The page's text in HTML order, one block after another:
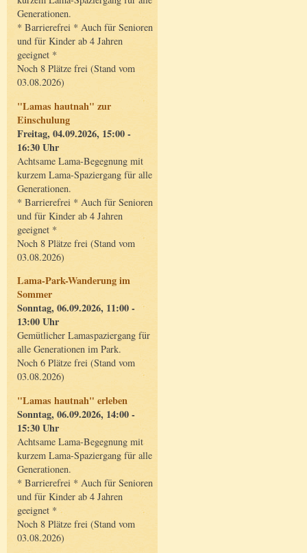
Generationen.
* Barrierefrei * Auch für Senioren
und für Kinder ab 4 Jahren
geeignet *
Noch 8 Plätze frei (Stand vom
03.08.2026)
"Lamas hautnah" zur
Einschulung
Freitag, 04.09.2026, 15:00 -
16:30 Uhr
Achtsame Lama-Begegnung mit
kurzem Lama-Spaziergang für alle
Generationen.
* Barrierefrei * Auch für Senioren
und für Kinder ab 4 Jahren
geeignet *
Noch 8 Plätze frei (Stand vom
03.08.2026)
Lama-Park-Wanderung im
Sommer
Sonntag, 06.09.2026, 11:00 -
13:00 Uhr
Gemütlicher Lamaspaziergang für
alle Generationen im Park.
Noch 6 Plätze frei (Stand vom
03.08.2026)
"Lamas hautnah" erleben
Sonntag, 06.09.2026, 14:00 -
15:30 Uhr
Achtsame Lama-Begegnung mit
kurzem Lama-Spaziergang für alle
Generationen.
* Barrierefrei * Auch für Senioren
und für Kinder ab 4 Jahren
geeignet *
Noch 8 Plätze frei (Stand vom
03.08.2026)